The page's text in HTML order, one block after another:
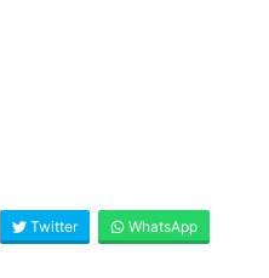
Twitter WhatsApp